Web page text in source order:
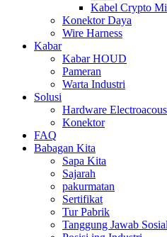
Kabel Crypto
Konektor Daya
Wire Harness
Kabar
Kabar HOUD
Pameran
Warta Industri
Solusi
Hardware
Konektor
FAQ
Babagan Kita
Sapa Kita
Sajarah
pakurmatan
Sertifikat
Tur Pabrik
Tanggung Jawab Sosial